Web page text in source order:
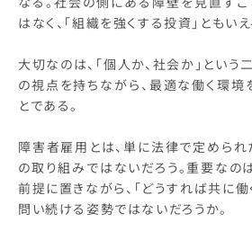
はなく、「組織を強くする投資」ともいえ
大切なのは、「個人か、社会か」という
の視点を持ちながら、最適な働く環境
とである。
障害者雇用とは、単に法律で定めら
の取り組みではないだろう。重要なの
前提に置きながら、「どうすれば共に働
問い続ける姿勢ではないだろうか。